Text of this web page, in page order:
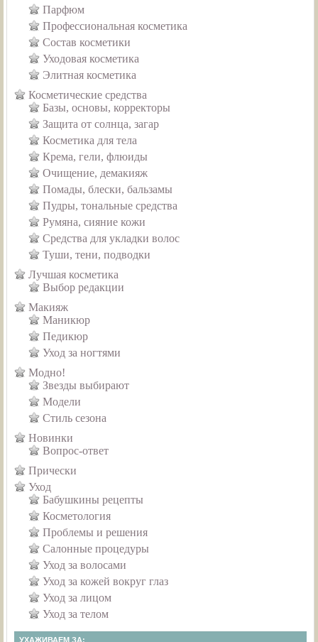
Парфюм
Профессиональная косметика
Состав косметики
Уходовая косметика
Элитная косметика
Косметические средства
Базы, основы, корректоры
Защита от солнца, загар
Косметика для тела
Крема, гели, флюиды
Очищение, демакияж
Помады, блески, бальзамы
Пудры, тональные средства
Румяна, сияние кожи
Средства для укладки волос
Туши, тени, подводки
Лучшая косметика
Выбор редакции
Макияж
Маникюр
Педикюр
Уход за ногтями
Модно!
Звезды выбирают
Модели
Стиль сезона
Новинки
Вопрос-ответ
Прически
Уход
Бабушкины рецепты
Косметология
Проблемы и решения
Салонные процедуры
Уход за волосами
Уход за кожей вокруг глаз
Уход за лицом
Уход за телом
УХАЖИВАЕМ ЗА: